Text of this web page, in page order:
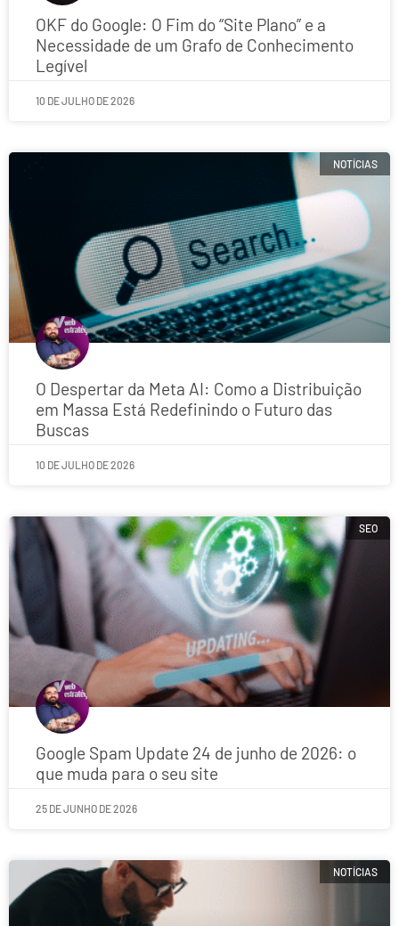
OKF do Google: O Fim do “Site Plano” e a
Necessidade de um Grafo de Conhecimento
Legível
10 DE JULHO DE 2026
NOTÍCIAS
O Despertar da Meta AI: Como a Distribuição
em Massa Está Redefinindo o Futuro das
Buscas
10 DE JULHO DE 2026
SEO
Google Spam Update 24 de junho de 2026: o
que muda para o seu site
25 DE JUNHO DE 2026
NOTÍCIAS